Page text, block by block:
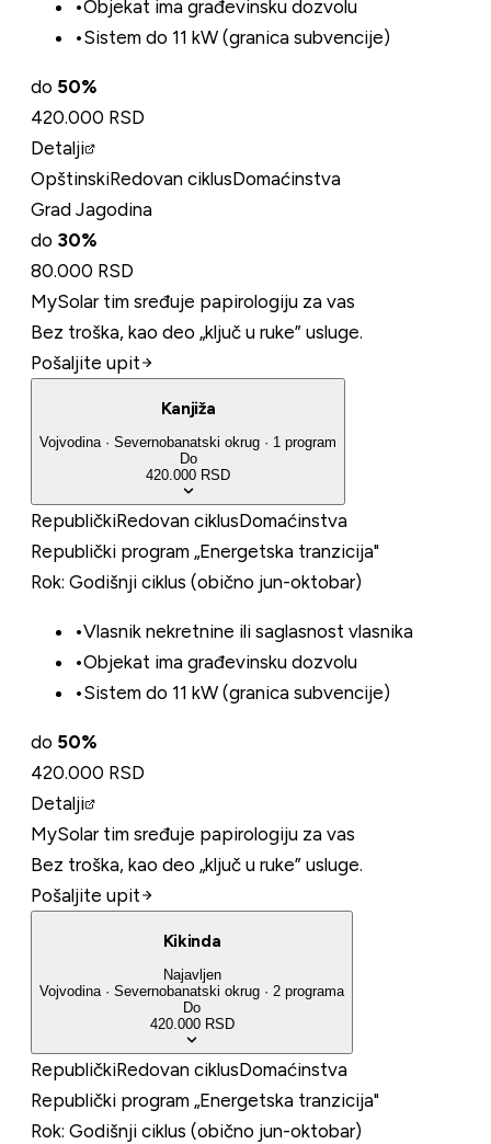
•Objekat ima građevinsku dozvolu
•Sistem do 11 kW (granica subvencije)
do 50%
420.000 RSD
Detalji
OpštinskiRedovan ciklusDomaćinstva
Grad Jagodina
do 30%
80.000 RSD
MySolar tim sređuje papirologiju za vas
Bez troška, kao deo „ključ u ruke” usluge.
Pošaljite upit
Kanjiža
Vojvodina· Severnobanatski okrug · 1 program
Do
420.000 RSD
RepubličkiRedovan ciklusDomaćinstva
Republički program „Energetska tranzicija"
Rok: Godišnji ciklus (obično jun-oktobar)
•Vlasnik nekretnine ili saglasnost vlasnika
•Objekat ima građevinsku dozvolu
•Sistem do 11 kW (granica subvencije)
do 50%
420.000 RSD
Detalji
MySolar tim sređuje papirologiju za vas
Bez troška, kao deo „ključ u ruke” usluge.
Pošaljite upit
Kikinda
Najavljen
Vojvodina· Severnobanatski okrug · 2 programa
Do
420.000 RSD
RepubličkiRedovan ciklusDomaćinstva
Republički program „Energetska tranzicija"
Rok: Godišnji ciklus (obično jun-oktobar)